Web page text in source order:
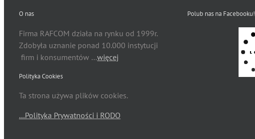
O nas
Firma RAFCOM działa na rynku od 1999r.
Zdobyła uznanie ponad 10.000 instytucji
firm i konsumentów …więcej
Polityka Cookies
Ta strona używa plików cookies.
…Polityka Prywatności i RODO
Polub nas na Facebooku!